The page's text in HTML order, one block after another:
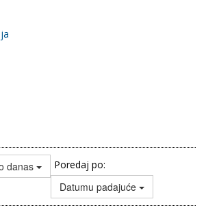
danas Poredaj po:
Datumu padajuće